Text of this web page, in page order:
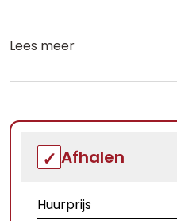
Lees meer
Afhalen
Huurprijs